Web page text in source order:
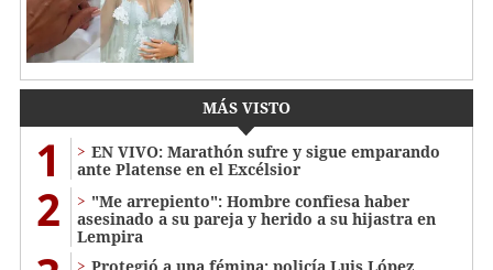
MÁS VISTO
1
EN VIVO: Marathón sufre y sigue emparando
ante Platense en el Excélsior
2
"Me arrepiento": Hombre confiesa haber
asesinado a su pareja y herido a su hijastra en
Lempira
Protegió a una fémina: policía Luis López